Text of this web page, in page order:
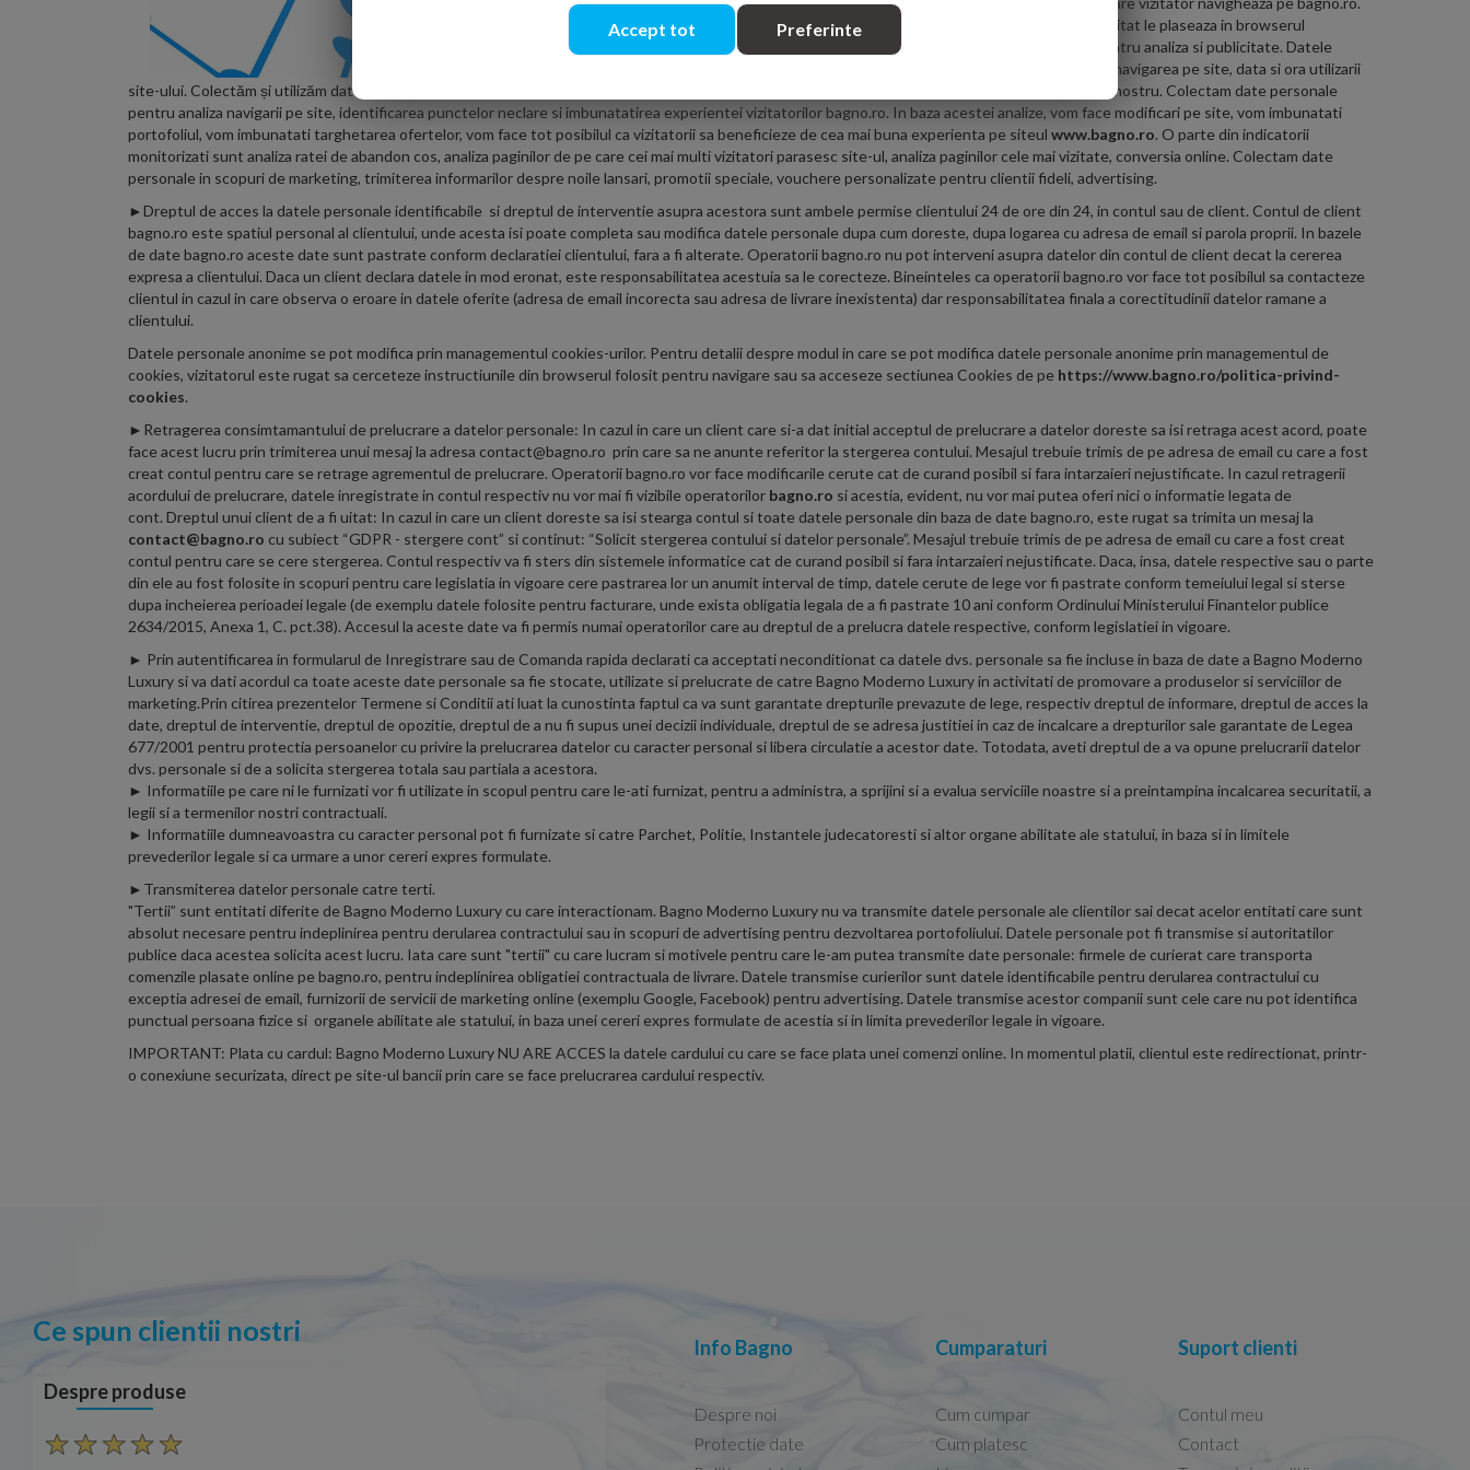
Aceste date personale anonime se colecteaza prin fisierele de tip "cookies", pe care orice site vizitat le plaseaza in browserul
vizitatorului. Prin aceste date Bagno nu poate identifica exact persoana, dar ii sunt necesare pentru analiza si publicitate. Datele
colectate prin aceste cookies sunt: adresa IP, locatia, device-ul si browser-ul de pe care se face navigarea pe site, data si ora utilizarii
site-ului. Colectăm și utilizăm date cu caracter personal în măsura permisă prin lege sau dacă am primit consimțământul vizitatorului sau clientului nostru. Colectam date personale
pentru analiza navigarii pe site, identificarea punctelor neclare si imbunatatirea experientei vizitatorilor bagno.ro. In baza acestei analize, vom face modificari pe site, vom imbunatati
portofoliul, vom imbunatati targhetarea ofertelor, vom face tot posibilul ca vizitatorii sa beneficieze de cea mai buna experienta pe siteul www.bagno.ro. O parte din indicatorii
monitorizati sunt analiza ratei de abandon cos, analiza paginilor de pe care cei mai multi vizitatori parasesc site-ul, analiza paginilor cele mai vizitate, conversia online. Colectam date
personale in scopuri de marketing, trimiterea informarilor despre noile lansari, promotii speciale, vouchere personalizate pentru clientii fideli, advertising.
►Dreptul de acces la datele personale identificabile si dreptul de interventie asupra acestora sunt ambele permise clientului 24 de ore din 24, in contul sau de client. Contul de client
bagno.ro este spatiul personal al clientului, unde acesta isi poate completa sau modifica datele personale dupa cum doreste, dupa logarea cu adresa de email si parola proprii. In bazele
de date bagno.ro aceste date sunt pastrate conform declaratiei clientului, fara a fi alterate. Operatorii bagno.ro nu pot interveni asupra datelor din contul de client decat la cererea
expresa a clientului. Daca un client declara datele in mod eronat, este responsabilitatea acestuia sa le corecteze. Bineinteles ca operatorii bagno.ro vor face tot posibilul sa contacteze
clientul in cazul in care observa o eroare in datele oferite (adresa de email incorecta sau adresa de livrare inexistenta) dar responsabilitatea finala a corectitudinii datelor ramane a
clientului.
Datele personale anonime se pot modifica prin managementul cookies-urilor. Pentru detalii despre modul in care se pot modifica datele personale anonime prin managementul de
cookies, vizitatorul este rugat sa cerceteze instructiunile din browserul folosit pentru navigare sau sa acceseze sectiunea Cookies de pe https://www.bagno.ro/politica-privind-
cookies.
►Retragerea consimtamantului de prelucrare a datelor personale: In cazul in care un client care si-a dat initial acceptul de prelucrare a datelor doreste sa isi retraga acest acord, poate
face acest lucru prin trimiterea unui mesaj la adresa contact@bagno.ro prin care sa ne anunte referitor la stergerea contului. Mesajul trebuie trimis de pe adresa de email cu care a fost
creat contul pentru care se retrage agrementul de prelucrare. Operatorii bagno.ro vor face modificarile cerute cat de curand posibil si fara intarzaieri nejustificate. In cazul retragerii
acordului de prelucrare, datele inregistrate in contul respectiv nu vor mai fi vizibile operatorilor bagno.ro si acestia, evident, nu vor mai putea oferi nici o informatie legata de
cont. Dreptul unui client de a fi uitat: In cazul in care un client doreste sa isi stearga contul si toate datele personale din baza de date bagno.ro, este rugat sa trimita un mesaj la
contact@bagno.ro cu subiect “GDPR - stergere cont” si continut: “Solicit stergerea contului si datelor personale”. Mesajul trebuie trimis de pe adresa de email cu care a fost creat
contul pentru care se cere stergerea. Contul respectiv va fi sters din sistemele informatice cat de curand posibil si fara intarzaieri nejustificate. Daca, insa, datele respective sau o parte
din ele au fost folosite in scopuri pentru care legislatia in vigoare cere pastrarea lor un anumit interval de timp, datele cerute de lege vor fi pastrate conform temeiului legal si sterse
dupa incheierea perioadei legale (de exemplu datele folosite pentru facturare, unde exista obligatia legala de a fi pastrate 10 ani conform Ordinului Ministerului Finantelor publice
2634/2015, Anexa 1, C. pct.38). Accesul la aceste date va fi permis numai operatorilor care au dreptul de a prelucra datele respective, conform legislatiei in vigoare.
► Prin autentificarea in formularul de Inregistrare sau de Comanda rapida declarati ca acceptati neconditionat ca datele dvs. personale sa fie incluse in baza de date a Bagno Moderno
Luxury si va dati acordul ca toate aceste date personale sa fie stocate, utilizate si prelucrate de catre Bagno Moderno Luxury in activitati de promovare a produselor si serviciilor de
marketing.Prin citirea prezentelor Termene si Conditii ati luat la cunostinta faptul ca va sunt garantate drepturile prevazute de lege, respectiv dreptul de informare, dreptul de acces la
date, dreptul de interventie, dreptul de opozitie, dreptul de a nu fi supus unei decizii individuale, dreptul de se adresa justitiei in caz de incalcare a drepturilor sale garantate de Legea
677/2001 pentru protectia persoanelor cu privire la prelucrarea datelor cu caracter personal si libera circulatie a acestor date. Totodata, aveti dreptul de a va opune prelucrarii datelor
dvs. personale si de a solicita stergerea totala sau partiala a acestora.
► Informatiile pe care ni le furnizati vor fi utilizate in scopul pentru care le-ati furnizat, pentru a administra, a sprijini si a evalua serviciile noastre si a preintampina incalcarea securitatii, a
legii si a termenilor nostri contractuali.
► Informatiile dumneavoastra cu caracter personal pot fi furnizate si catre Parchet, Politie, Instantele judecatoresti si altor organe abilitate ale statului, in baza si in limitele
prevederilor legale si ca urmare a unor cereri expres formulate.
►Transmiterea datelor personale catre terti.
"Tertii” sunt entitati diferite de Bagno Moderno Luxury cu care interactionam. Bagno Moderno Luxury nu va transmite datele personale ale clientilor sai decat acelor entitati care sunt
absolut necesare pentru indeplinirea pentru derularea contractului sau in scopuri de advertising pentru dezvoltarea portofoliului. Datele personale pot fi transmise si autoritatilor
publice daca acestea solicita acest lucru. Iata care sunt "tertii" cu care lucram si motivele pentru care le-am putea transmite date personale: firmele de curierat care transporta
comenzile plasate online pe bagno.ro, pentru indeplinirea obligatiei contractuala de livrare. Datele transmise curierilor sunt datele identificabile pentru derularea contractului cu
exceptia adresei de email, furnizorii de servicii de marketing online (exemplu Google, Facebook) pentru advertising. Datele transmise acestor companii sunt cele care nu pot identifica
punctual persoana fizice si organele abilitate ale statului, in baza unei cereri expres formulate de acestia si in limita prevederilor legale in vigoare.
IMPORTANT: Plata cu cardul: Bagno Moderno Luxury NU ARE ACCES la datele cardului cu care se face plata unei comenzi online. In momentul platii, clientul este redirectionat, printr-
o conexiune securizata, direct pe site-ul bancii prin care se face prelucrarea cardului respectiv.
Ce spun clientii nostri
Despre produse
Info Bagno
Despre noi
Protectie date
Cumparaturi
Cum cumpar
Cum platesc
Suport clienti
Contul meu
Contact
Accept tot Preferinte